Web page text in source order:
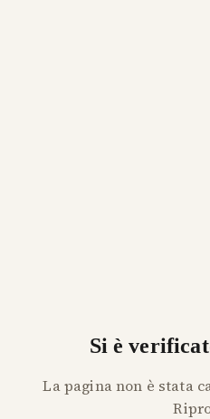
Si è
La pagina non è stata